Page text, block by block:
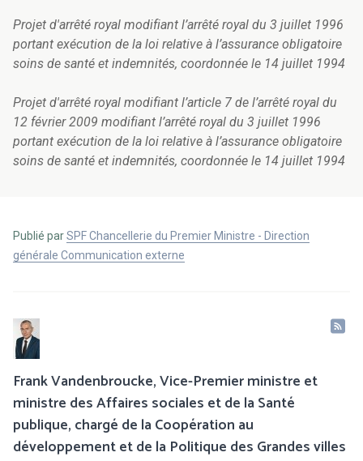
Projet d'arrêté royal modifiant l’arrêté royal du 3 juillet 1996
portant exécution de la loi relative à l’assurance obligatoire
soins de santé et indemnités, coordonnée le 14 juillet 1994
Projet d'arrêté royal modifiant l’article 7 de l’arrêté royal du
12 février 2009 modifiant l’arrêté royal du 3 juillet 1996
portant exécution de la loi relative à l’assurance obligatoire
soins de santé et indemnités, coordonnée le 14 juillet 1994
Publié parSPF Chancellerie du Premier Ministre - Direction
générale Communication externe
Frank Vandenbroucke, Vice-Premier ministre et
ministre des Affaires sociales et de la Santé
publique, chargé de la Coopération au
développement et de la Politique des Grandes villes